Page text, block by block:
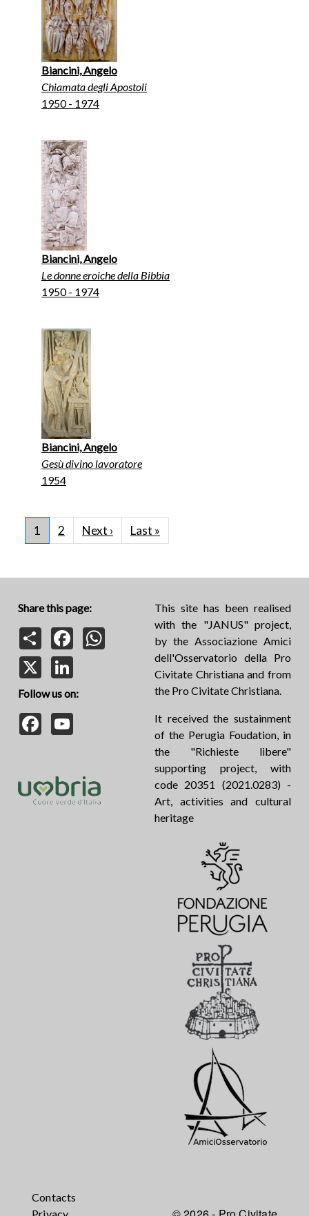
Biancini, Angelo
Chiamata degli Apostoli
1950 - 1974
Biancini, Angelo
Le donne eroiche della Bibbia
1950 - 1974
Biancini, Angelo
Gesù divino lavoratore
1954
1 2 Next › Next page
Last »
Share this page:
Share
Facebook
Follow us on:
Facebook
This site has been realised
with the "JANUS" project,
by the Associazione Amici
dell'Osservatorio della Pro
Civitate Christiana and from
the Pro Civitate Christiana.
It received the sustainment
of the Perugia Foudation, in
the "Richieste libere"
supporting project, with
code 20351 (2021.0283) -
Art, activities and cultural
heritage
Contacts